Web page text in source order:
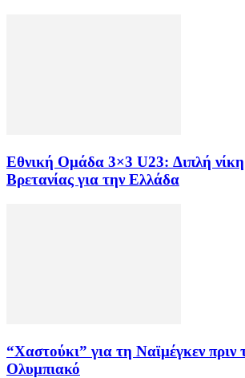
Εθνική Ομάδα 3×3 U23: Διπλή
Βρετανίας για την Ελλάδα
“Χαστούκι” για τη Ναϊμέγκεν πριν
Ολυμπιακό